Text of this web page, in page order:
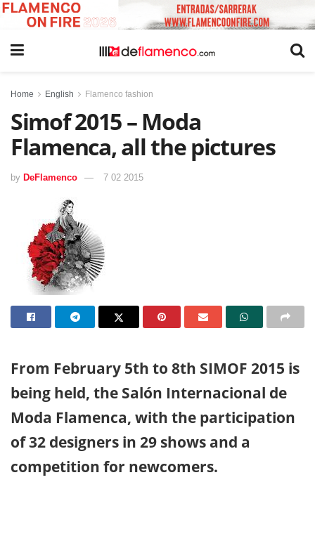
Home English Flamenco fashion
Simof 2015 – Moda
Flamenca, all the pictures
by DeFlamenco 7 02 2015
From February 5th to 8th SIMOF 2015 is
being held, the Salón Internacional de
Moda Flamenca, with the participation
of 32 designers in 29 shows and a
competition for newcomers.